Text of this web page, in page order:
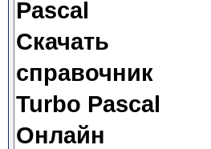
Pascal
Скачать
справочник
Turbo Pascal
Онлайн